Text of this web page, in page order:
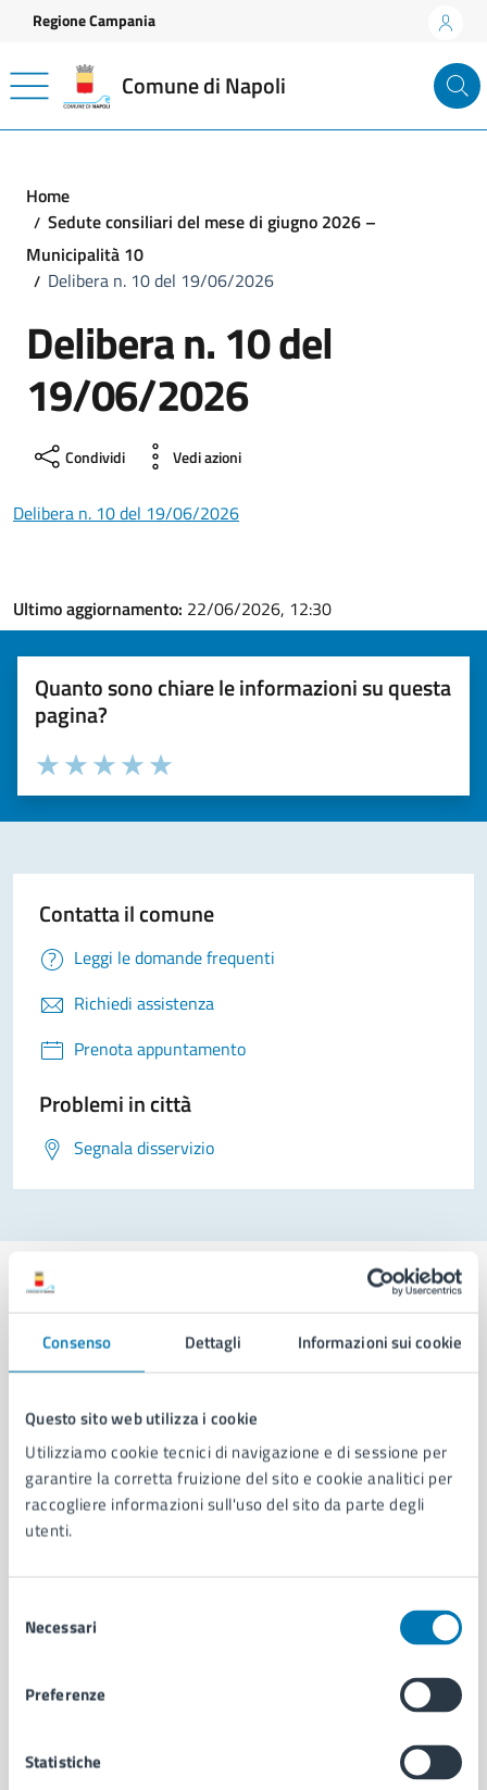
Consenso Dettagli Informazioni sui cookie
Questo sito web utilizza i cookie
Utilizziamo cookie tecnici di navigazione e di sessione per
garantire la corretta fruizione del sito e cookie analitici per
raccogliere informazioni sull'uso del sito da parte degli
utenti.
delNecessari
Preferenze
Statistiche
Vai ai contenuti
Vai al footer
Regione Campania
Comune di Napoli
Home
Sedute consiliari del mese di giugno 2026 –
Municipalità 10
Delibera n. 10 del 19/06/2026
Delibera n. 10 del
19/06/2026
Condividi Vedi azioni
Delibera n. 10 del 19/06/2026
Ultimo aggiornamento: 22/06/2026, 12:30
Quanto sono chiare le informazioni su questa
pagina?
Valuta la chiarezza delle informazioni (da 1 a 5 stelle)
Seleziona il numero di stelle per valutare la chiarezza delle
Valuta 5 stelle su 5
Valuta 4 stelle su 5
Valuta 3 stelle su 5
Valuta 2 stelle su 5
Valuta 1 stelle su 5
Contatta il comune
Leggi le domande frequenti
Richiedi assistenza
Prenota appuntamento
Problemi in città
Segnala disservizio
Comune di Napoli
AMMINISTRAZIONE
Aree amministrative
Organi di governo
Municipalità
Uffici
Personale amministrativo
Documenti e dati
Ambiente